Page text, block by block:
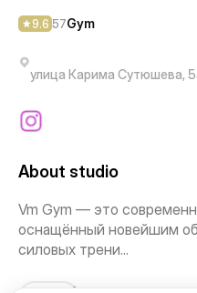
9.6 57Gym
улица Карима Сутюшева,
About studio
Vm Gym — это
оснащённый новейшим
силовых трени...